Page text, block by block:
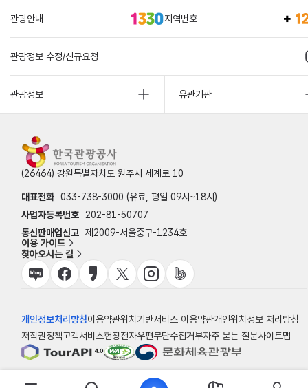
관광안내 지역번호
관광정보 수정/신규요청
관광정보 유관기관
(26464) 강원특별자치도 원주시 세계로 10
대표전화 033-738-3000 (유료, 평일 09시~18시)
사업자등록번호
202-81-50707
통신판매업신고 제2009-서울중구-1234호
이용 가이드
찾아오시는 길
개인정보처리방침이용약관위치기반서비스 이용약관개인위치정보 처리방침
저작권정책고객서비스헌장전자우편무단수집거부자주 묻는 질문사이트맵
© 한국관광공사